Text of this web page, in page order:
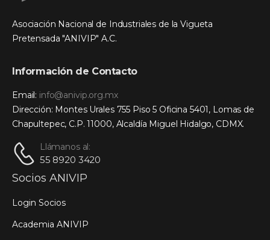
Asociación Nacional de Industriales de la Vigueta
Pretensada "ANIVIP" A.C.
Información de Contacto
Email: info@anivip.org.mx
Dirección: Montes Urales 755 Piso 5 Oficina 5401, Lomas de
Chapultepec, C.P. 11000, Alcaldía Miguel Hidalgo, CDMX.
Llámanos al:
55 8920 3420
Socios ANIVIP
Login Socios
Academia ANIVIP